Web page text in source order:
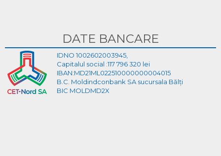
DATE BANCARE
IDNO 1002602003945,
Capitalul social :117 796 320 lei
IBAN:MD21ML022510000000004015
B.C. Moldindconbank SA sucursala Bălți
BIC MOLDMD2X